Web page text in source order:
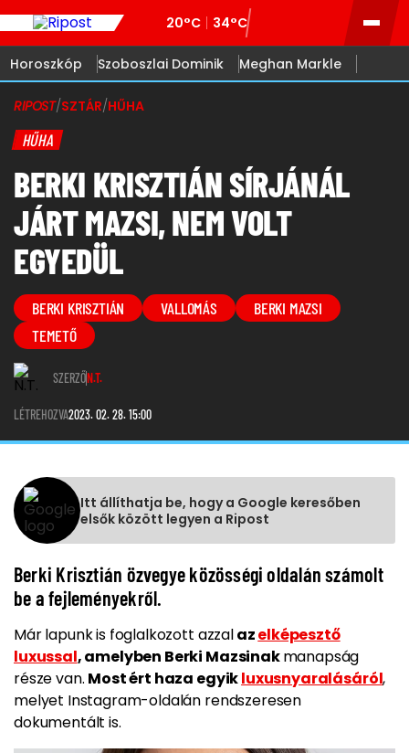
20°C 34°C
Horoszkóp Szoboszlai Dominik Meghan Markle
RIPOST/SZTÁR/HŰHA
HŰHA
BERKI KRISZTIÁN SÍRJÁNÁL
JÁRT MAZSI, NEM VOLT
EGYEDÜL
BERKI KRISZTIÁN VALLOMÁS
BERKI MAZSI
TEMETŐ
SZERZŐN.T.
LÉTREHOZVA2023. 02. 28. 15:00
Itt állíthatja be, hogy a Google keresőben
elsők között legyen a Ripost
Berki Krisztián özvegye közösségi oldalán számolt
be a fejleményekről.
Már lapunk is foglalkozott azzalazelképesztő
luxussal, amelyben Berki Mazsinakmanapság
része van. Most ért haza egyikluxusnyaralásáról,
melyet Instagram-oldalán rendszeresen
dokumentált is.